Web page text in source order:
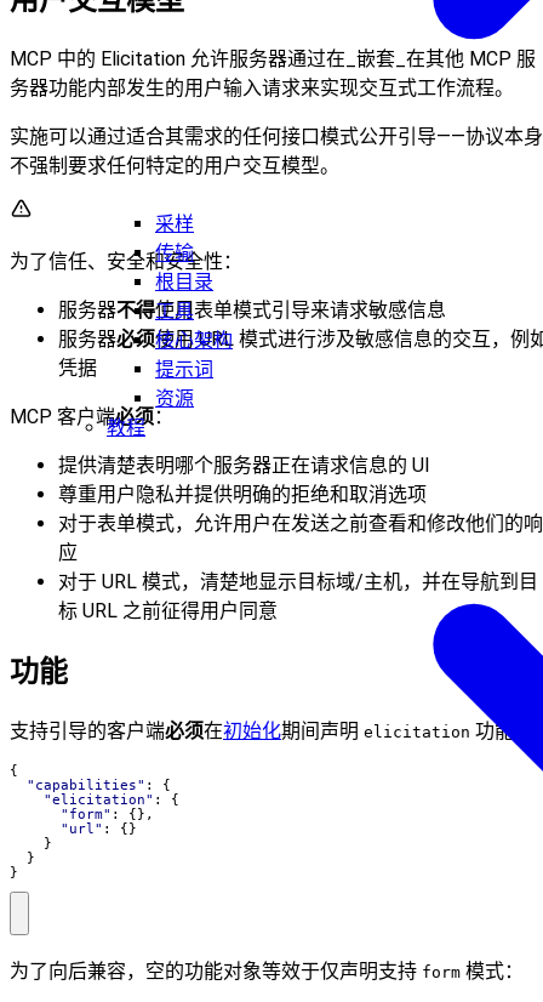
采样
传输
根目录
工具
核心架构
提示词
资源
教程
MCP 中的 Elicitation 允许服务器通过在_嵌套_在其他 MCP 服
务器功能内部发生的用户输入请求来实现交互式工作流程。
实施可以通过适合其需求的任何接口模式公开引导——协议本身
不强制要求任何特定的用户交互模型。
为了信任、安全和安全性：
服务器不得使用表单模式引导来请求敏感信息
服务器必须使用 URL 模式进行涉及敏感信息的交互，例
凭据
MCP 客户端必须：
提供清楚表明哪个服务器正在请求信息的 UI
尊重用户隐私并提供明确的拒绝和取消选项
对于表单模式，允许用户在发送之前查看和修改他们的响
应
对于 URL 模式，清楚地显示目标域/主机，并在导航到目
标 URL 之前征得用户同意
功能
支持引导的客户端必须在初始化期间声明 elicitation 功能：
{
"capabilities" :
{
"elicitation" :
{
"form" :
{},
"url" :
{}
}
}
}
为了向后兼容，空的功能对象等效于仅声明支持 form 模式：